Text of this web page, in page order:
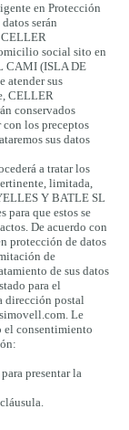
en Protección
serán
social sito en
CAMI (ISLA DE
atender sus
CELLER
conservados
los preceptos
sus datos
a tratar los
limitada,
Y BATLE SL
para que estos se
De acuerdo con
protección de datos
de
de sus datos
para el
dirección postal
Le
el consentimiento
presentar la